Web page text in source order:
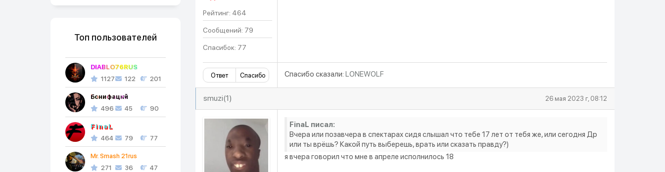
Рейтинг: 464
Сообщений: 79
Спасибок: 77
Ответ Спасибо Спасибо сказали: LONEWOLF
smuzi(1) 26 мая 2023 г, 08:12
FinaL писал:
Вчера или позавчера в спектарах сидя слышал что тебе 17 лет от тебя же, или сегодня Др
или ты врёшь? Какой путь выберешь, врать или сказать правду?)
я вчера говорил что мне в апреле исполнилось 18
Топ пользователей
DIABLO76RUS
1127
122 201
Бонифаций
496
45 90
FinaL
464
79 77
Mr. Smash 21rus
271
36 47